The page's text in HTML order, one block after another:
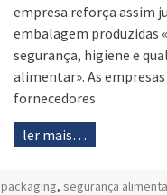
empresa reforça assim
embalagem produzidas
segurança, higiene e
alimentar». As
fornecedores
ler mais…
packaging, segurança